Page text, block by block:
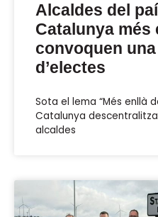
Alcaldes del
Catalunya més
convoquen
d’electes
Sota el lema “Més enllà
Catalunya
alcaldes